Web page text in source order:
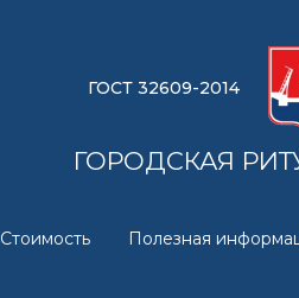
ГОСТ 32609-2014
ГОРОДСКАЯ
Стоимость Полезная